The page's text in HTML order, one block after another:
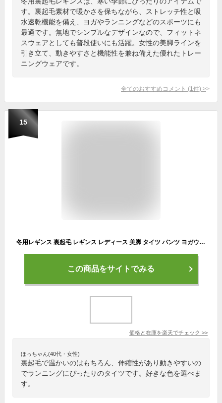
す。裏起毛素材で暖かさを保ちながら、ストレッチ性と吸
水速乾機能を備え、ヨガやランニングなどのスポーツにも
最適です。無地でシンプルなデザインなので、フィットネ
スウェアとしても普段使いにも活躍。女性の美脚ラインを
引き立て、動きやすさと機能性を兼ね備えた優れたトレー
ニングウェアです。
全てのおすすめコメント (1 件) >
15
冬用レギンス 裏起毛 レギンス レディース 美脚 タイツ パンツ ヨガウェア スポーツ ランニング 暖かい 防寒 ヨガ 無地 フィットネス ジム 伸縮性
この商品をサイトでみる
価格と在庫を楽天でチェック >>
ほっちゃん(40代・女性)
裏起毛で温かいのはもちろん、伸縮性があり動きやすいの
でランニングにぴったりのタイツです。好きな色を選べま
す。